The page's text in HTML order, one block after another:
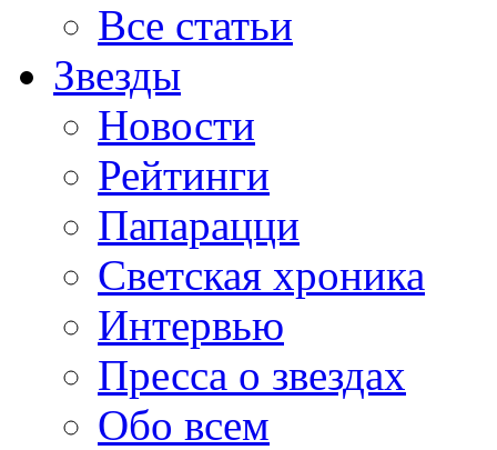
Все статьи
Звезды
Новости
Рейтинги
Папарацци
Светская хроника
Интервью
Пресса о звездах
Обо всем